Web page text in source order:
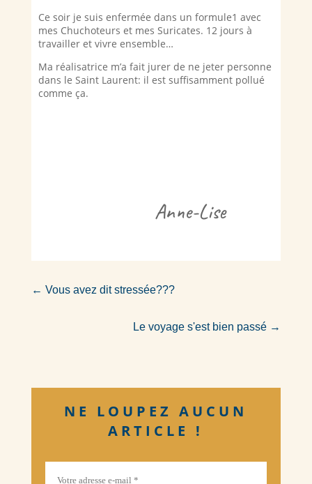
Ce soir je suis enfermée dans un formule1 avec
mes Chuchoteurs et mes Suricates. 12 jours à
travailler et vivre ensemble…
Ma réalisatrice m’a fait jurer de ne jeter personne
dans le Saint Laurent: il est suffisamment pollué
comme ça.
Anne-Lise
← Vous avez dit stressée???
Le voyage s'est bien passé →
NE LOUPEZ AUCUN
ARTICLE !